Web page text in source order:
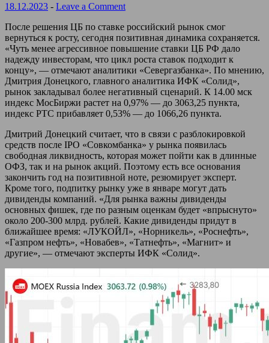
18.12.2023 - Leave a Comment
После решения ЦБ по ставке российский рынок смог
вернуться к росту, сегодня позитивная динамика сохраняется.
«Чуть менее агрессивное повышение ставки ЦБ РФ дало
надежду инвесторам, что цикл роста ставок подходит к
концу», — отмечают аналитики «Севергазбанка». По мнению,
Дмитрия Донецкого, главного аналитика ИФК «Солид»,
рынок закладывал более негативный сценарий. К 14.00 мск
индекс МосБиржи растет на 0,97% — до 3063,25 пункта,
индекс РТС прибавляет 0,53% — до 1066,26 пункта.
Дмитрий Донецкий считает, что в связи с разблокировкой
средств после IPO «Совкомбанка» у рынка появилась
свободная ликвидность, которая может пойти как в длинные
ОФЗ, так и на рынок акций. Поэтому есть все основания
закончить год на позитивной ноте, резюмирует эксперт.
Кроме того, подпитку рынку уже в январе могут дать
дивиденды компаний. «Для рынка важны дивиденды
основных фишек, где по разным оценкам будет «впрыснуто»
около 200-300 млрд. рублей. Какие дивиденды придут в
ближайшее время: «ЛУКОЙЛ», «Норникель», «Роснефть»,
«Газпром нефть», «Новабев», «Татнефть», «Магнит» и
другие», — отмечают эксперты ИФК «Солид».